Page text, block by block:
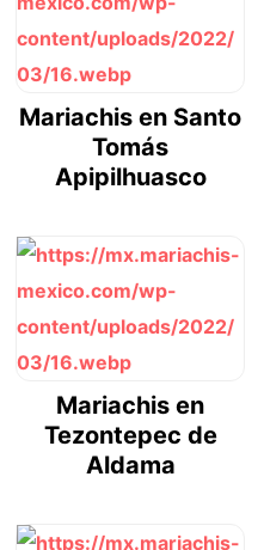
Mariachis en Santo
Tomás
Apipilhuasco
Mariachis en
Tezontepec de
Aldama